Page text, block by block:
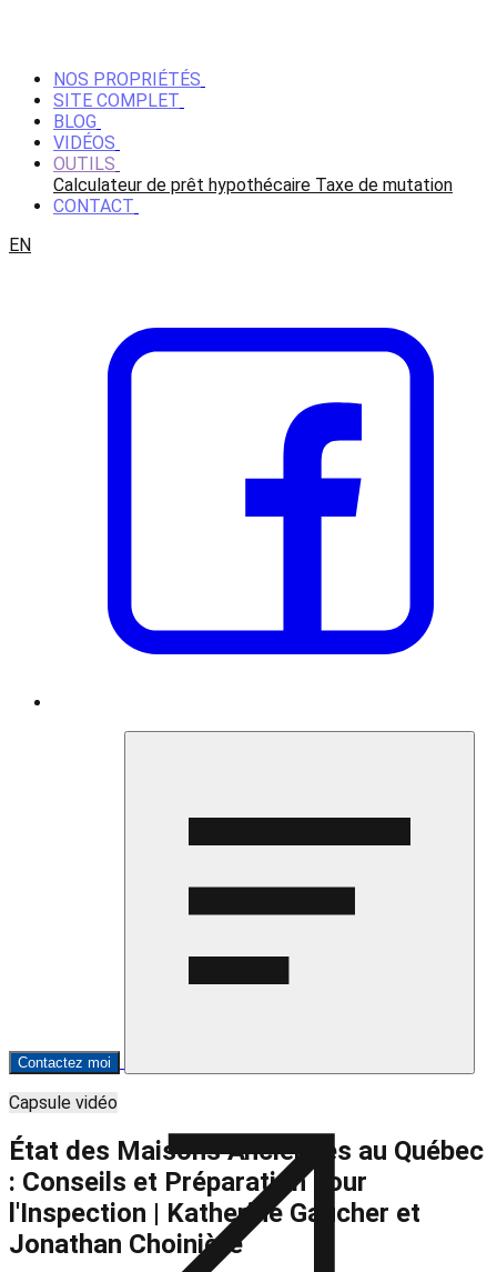
NOS PROPRIÉTÉS
SITE COMPLET
BLOG
VIDÉOS
OUTILS
Calculateur de prêt hypothécaire Taxe de mutation
CONTACT
EN
Contactez moi
Capsule vidéo
État des Maisons Anciennes au Québec
: Conseils et Préparation pour
l'Inspection | Katherine Gaucher et
Jonathan Choinière